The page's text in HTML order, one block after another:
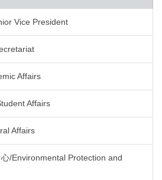
Vice President
Affairs
Affairs
Affairs
/Environmental Protection and